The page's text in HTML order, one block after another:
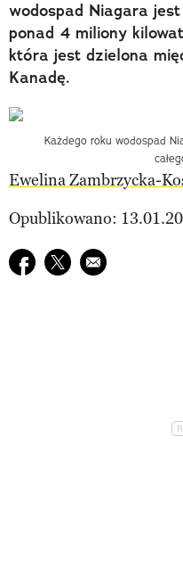
wodospad Niagara
ponad 4 miliony
która jest dzielona
Kanadę.
Każdego roku wodospad
Ewelina Zambrzycka-
Opublikowano:
Udostępnij na facebook
Udostępnij na twitter
E-mail do